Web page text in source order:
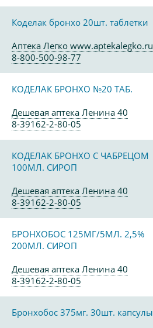
Коделак бронхо 20шт. таблетки
Аптека Легко www.aptekalegko.ru
8-800-500-98-77
КОДЕЛАК БРОНХО №20 ТАБ.
Дешевая аптека Ленина 40
8-39162-2-80-05
КОДЕЛАК БРОНХО С ЧАБРЕЦОМ
100МЛ. СИРОП
Дешевая аптека Ленина 40
8-39162-2-80-05
БРОНХОБОС 125МГ/5МЛ. 2,5%
200МЛ. СИРОП
Дешевая аптека Ленина 40
8-39162-2-80-05
Бронхобос 375мг. 30шт. капсулы